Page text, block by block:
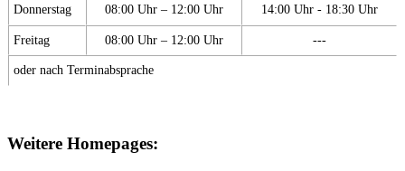
Donnerstag 08:00 Uhr – 12:00 Uhr 14:00 Uhr - 18:30 Uhr
Freitag 08:00 Uhr – 12:00 Uhr ---
oder nach Terminabsprache
Weitere Homepages: